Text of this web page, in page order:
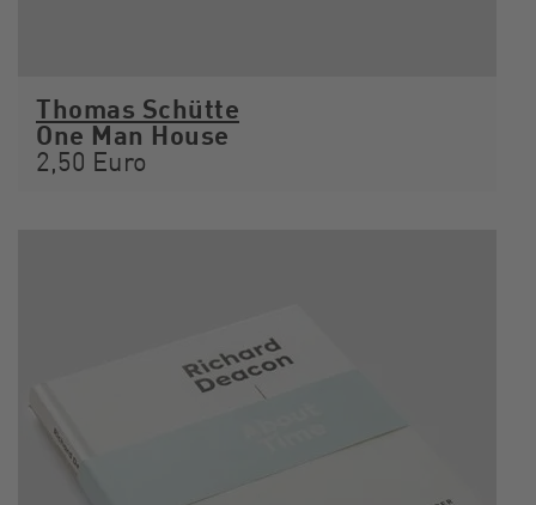
Thomas Schütte
One Man House
2,50 Euro